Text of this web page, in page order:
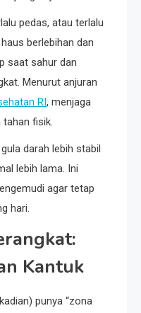
pedas, atau terlalu
berlebihan dan
saat sahur dan
Menurut anjuran
RI, menjaga
tahan fisik.
darah lebih stabil
lebih lama. Ini
agar tetap
hari.
Kantuk
punya “zona